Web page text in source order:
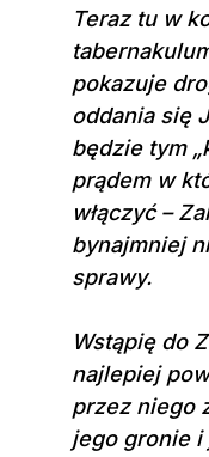
Teraz tu w
pokazuje
oddania się
będzie tym
prądem w
włączyć –
bynajmniej
sprawy.
Wstąpię do
najlepiej
przez niego
jego gronie i